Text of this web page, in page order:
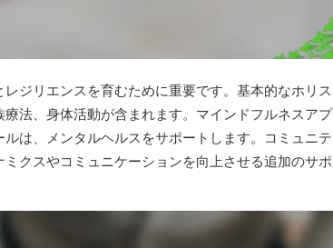
ジリエンスを育むために重要です。基本的なホリス
法、身体活動が含まれます。マインドフルネスアプ
は、メンタルヘルスをサポートします。コミュニテ
クスやコミュニケーションを向上させる追加のサポ